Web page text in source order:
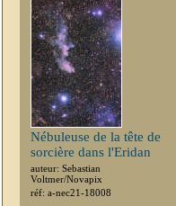
Nébuleuse de la tête de
sorcière dans l'Eridan
auteur: Sebastian
Voltmer/Novapix
réf: a-nec21-18008